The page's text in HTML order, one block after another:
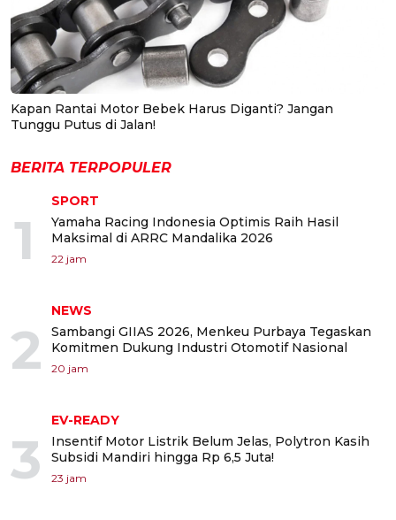
Kapan Rantai Motor Bebek Harus Diganti? Jangan
Tunggu Putus di Jalan!
BERITA TERPOPULER
1
SPORT
Yamaha Racing Indonesia Optimis Raih Hasil
Maksimal di ARRC Mandalika 2026
22 jam
2
NEWS
Sambangi GIIAS 2026, Menkeu Purbaya Tegaskan
Komitmen Dukung Industri Otomotif Nasional
20 jam
3
EV-READY
Insentif Motor Listrik Belum Jelas, Polytron Kasih
Subsidi Mandiri hingga Rp 6,5 Juta!
23 jam